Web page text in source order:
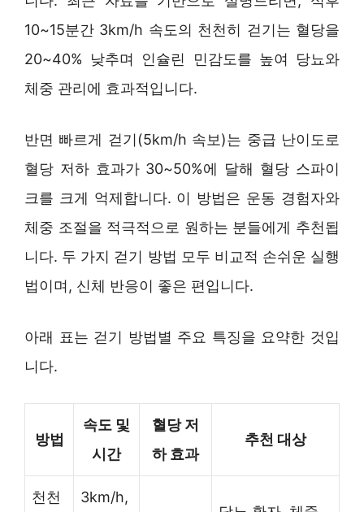
10~15분간 3km/h 속도의 천천히 걷기는 혈당을
20~40% 낮추며 인슐린 민감도를 높여 당뇨와
체중 관리에 효과적입니다.
반면 빠르게 걷기(5km/h 속보)는 중급 난이도로
혈당 저하 효과가 30~50%에 달해 혈당 스파이
크를 크게 억제합니다. 이 방법은 운동 경험자와
체중 조절을 적극적으로 원하는 분들에게 추천됩
니다. 두 가지 걷기 방법 모두 비교적 손쉬운 실행
법이며, 신체 반응이 좋은 편입니다.
아래 표는 걷기 방법별 주요 특징을 요약한 것입
니다.
방법
속도 및
시간
혈당 저
하 효과
추천 대상
천천
3km/h,